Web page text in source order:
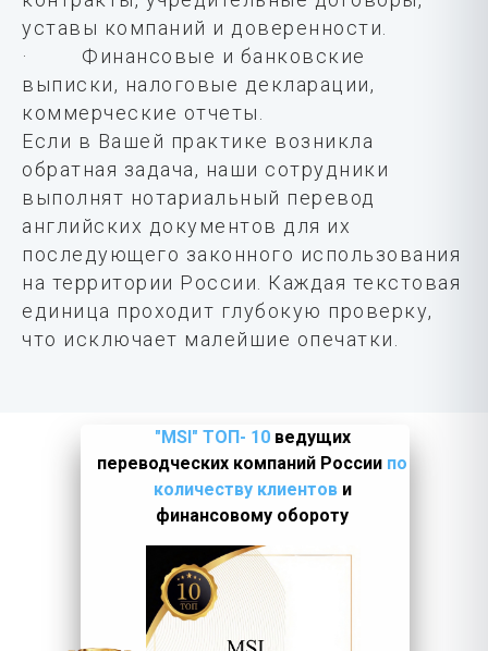
уставы компаний и доверенности.
· Финансовые и банковские
выписки, налоговые декларации,
коммерческие отчеты.
Если в Вашей практике возникла
обратная задача, наши сотрудники
выполнят нотариальный перевод
английских документов для их
последующего законного использования
на территории России. Каждая текстовая
единица проходит глубокую проверку,
что исключает малейшие опечатки.
"MSI" ТОП- 10ведущих
переводческих компаний России по
количеству клиентови
финансовому обороту